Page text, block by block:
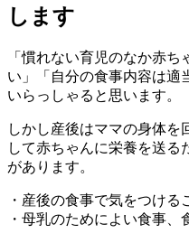
します
「慣れない育児のなか赤
い」「自分の食事内容は適
いらっしゃると思います。
しかし産後はママの身体を
して赤ちゃんに栄養を送る
があります。
・産後の食事で気をつける
・母乳のためによい食事、